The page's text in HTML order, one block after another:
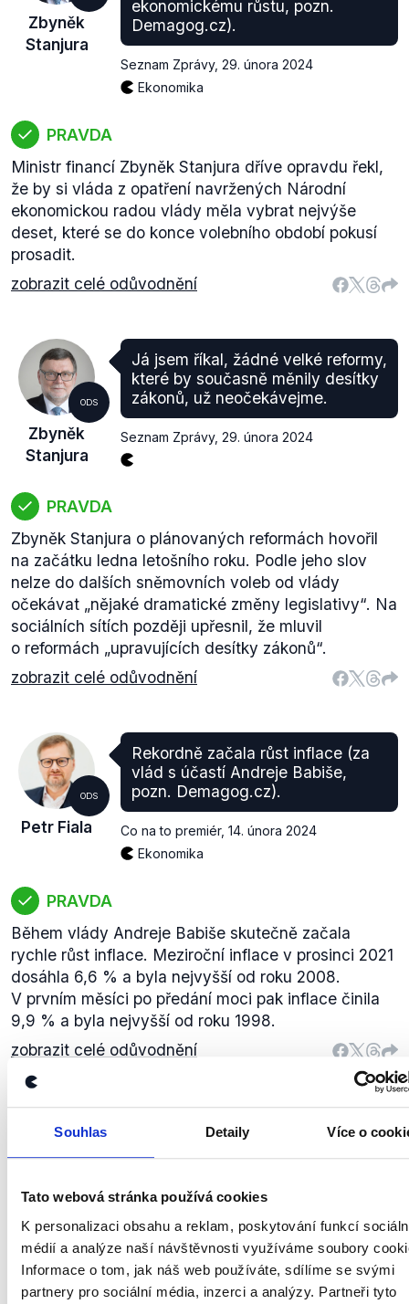
Souhlas Detaily Více o
Tato webová stránka používá cookies
K personalizaci obsahu a reklam, poskytování funkcí
médií a analýze naší návštěvnosti využíváme soubory
Informace o tom, jak náš web používáte, sdílíme se svými
partnery pro sociální média, inzerci a analýzy. Partneři tyto
Zbyněk
Stanjura
ekonomickému růstu, pozn.
Demagog.cz).
Seznam Zprávy, 29. února 2024
Ekonomika
PRAVDA
Ministr financí Zbyněk Stanjura dříve opravdu řekl,
že by si vláda z opatření navržených Národní
ekonomickou radou vlády měla vybrat nejvýše
deset, které se do konce volebního období pokusí
prosadit.
zobrazit celé odůvodnění
ODS
Zbyněk
Stanjura
Já jsem říkal, žádné velké reformy,
které by současně měnily desítky
zákonů, už neočekávejme.
Seznam Zprávy, 29. února 2024
PRAVDA
Zbyněk Stanjura o plánovaných reformách hovořil
na začátku ledna letošního roku. Podle jeho slov
nelze do dalších sněmovních voleb od vlády
očekávat „nějaké dramatické změny legislativy“. Na
sociálních sítích později upřesnil, že mluvil
o reformách „upravujících desítky zákonů“.
zobrazit celé odůvodnění
ODS
Petr Fiala
Rekordně začala růst inflace (za
vlád s účastí Andreje Babiše,
pozn. Demagog.cz).
Co na to premiér, 14. února 2024
Ekonomika
PRAVDA
Během vlády Andreje Babiše skutečně začala
rychle růst inflace. Meziroční inflace v prosinci 2021
dosáhla 6,6 % a byla nejvyšší od roku 2008.
V prvním měsíci po předání moci pak inflace činila
9,9 % a byla nejvyšší od roku 1998.
zobrazit celé odůvodnění
Olga
Richterová
(...) co má, pokud vím, 36 zemí
světa, prostě rovná práva,
možnost vstoupit do manželství
Interview ČT24,28. února 2024
PRAVDA